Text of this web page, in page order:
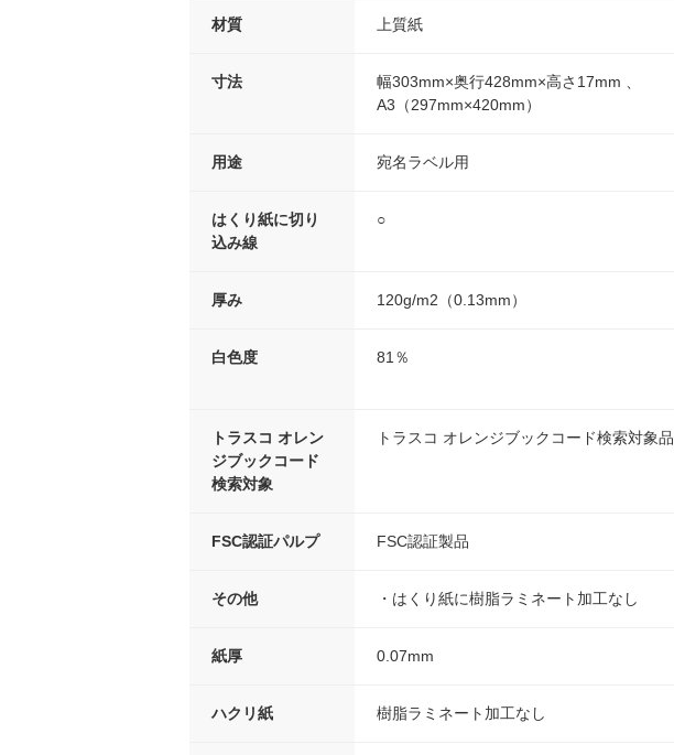
材質 上質紙
寸法
幅303mm×奥行428mm×高さ17mm 、
A3（297mm×420mm）
用途 宛名ラベル用
はくり紙に切り
込み線
○
厚み 120g/m2（0.13mm）
白色度 81％
トラスコ オレン
ジブックコード
検索対象
トラスコ オレンジブックコード検索対象品
FSC認証パルプ FSC認証製品
その他 ・はくり紙に樹脂ラミネート加工なし
紙厚 0.07mm
ハクリ紙 樹脂ラミネート加工なし